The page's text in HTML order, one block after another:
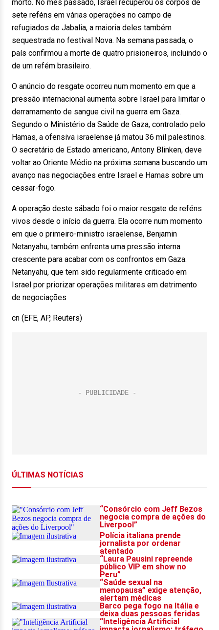
morto. No mês passado, Israel recuperou os corpos de
sete reféns em várias operações no campo de
refugiados de Jabalia, a maioria deles também
sequestrada no festival Nova. Na semana passada, o
país confirmou a morte de quatro prisioneiros, incluindo o
de um refém brasileiro.
O anúncio do resgate ocorreu num momento em que a
pressão internacional aumenta sobre Israel para limitar o
derramamento de sangue civil na guerra em Gaza.
Segundo o Ministério da Saúde de Gaza, controlado pelo
Hamas, a ofensiva israelense já matou 36 mil palestinos.
O secretário de Estado americano, Antony Blinken, deve
voltar ao Oriente Médio na próxima semana buscando um
avanço nas negociações entre Israel e Hamas sobre um
cessar-fogo.
A operação deste sábado foi o maior resgate de reféns
vivos desde o início da guerra. Ela ocorre num momento
em que o primeiro-ministro israelense, Benjamin
Netanyahu, também enfrenta uma pressão interna
crescente para acabar com os confrontos em Gaza.
Netanyahu, que tem sido regularmente criticado em
Israel por priorizar operações militares em detrimento
de negociações
cn (EFE, AP, Reuters)